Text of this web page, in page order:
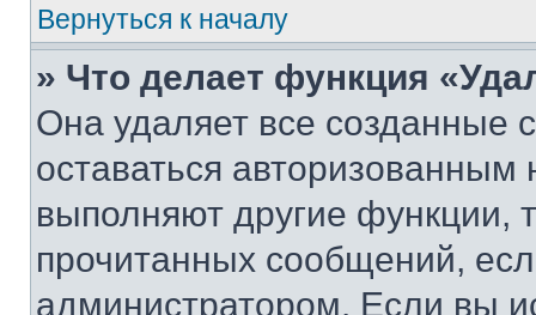
Вернуться к началу
» Что делает функция
Она удаляет все созданные
оставаться
выполняют другие функции,
прочитанных сообщений,
администратором. Если вы